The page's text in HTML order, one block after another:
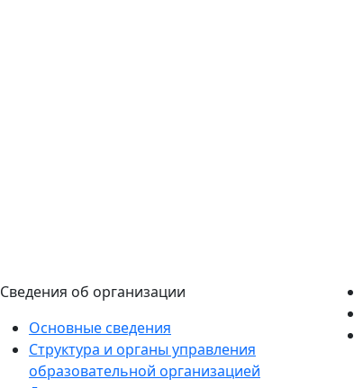
Сведения об организации
Основные сведения
Структура и органы управления
образовательной организацией